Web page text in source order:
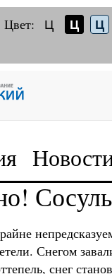
Цвет: Ц Ц Ц
Снегом
снег